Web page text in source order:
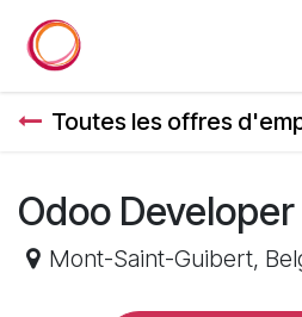
Toutes les offres
Odoo Developer
Mont-Saint-Guibert,